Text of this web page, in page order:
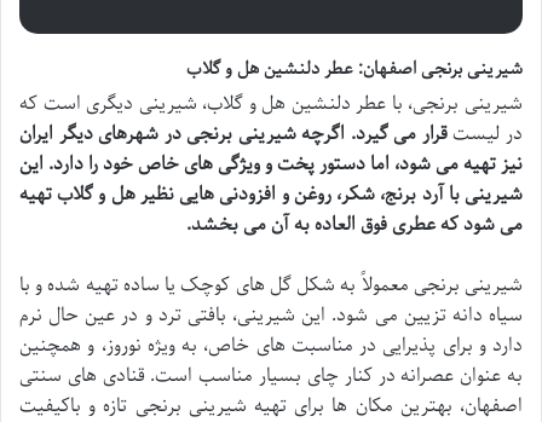
شیرینی برنجی اصفهان: عطر دلنشین هل و گلاب
شیرینی برنجی، با عطر دلنشین هل و گلاب، شیرینی دیگری است که
در لیستقرار می گیرد. اگرچه شیرینی برنجی در شهرهای دیگر ایران
نیز تهیه می شود، امادستور پخت و ویژگی های خاص خود را دارد. این
شیرینی با آرد برنج، شکر، روغن و افزودنی هایی نظیر هل و گلاب تهیه
می شود که عطری فوق العاده به آن می بخشد.
شیرینی برنجی معمولاً به شکل گل های کوچک یا ساده تهیه شده و با
سیاه دانه تزیین می شود. این شیرینی، بافتی ترد و در عین حال نرم
دارد و برای پذیرایی در مناسبت های خاص، به ویژه نوروز، و همچنین
به عنوان عصرانه در کنار چای بسیار مناسب است. قنادی های سنتی
اصفهان، بهترین مکان ها برای تهیه شیرینی برنجی تازه و باکیفیت